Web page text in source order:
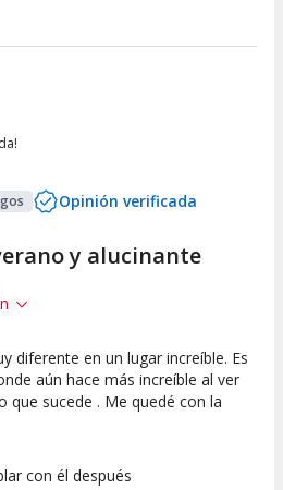
Opinión verificada
y alucinante
en
10
Interpretación
diferente en un lugar increíble. Es
aún hace más increíble al ver
que sucede . Me quedé con la
con él después